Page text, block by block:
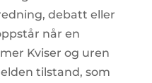
debatt eller
når en
Kviser og uren
tilstand, som